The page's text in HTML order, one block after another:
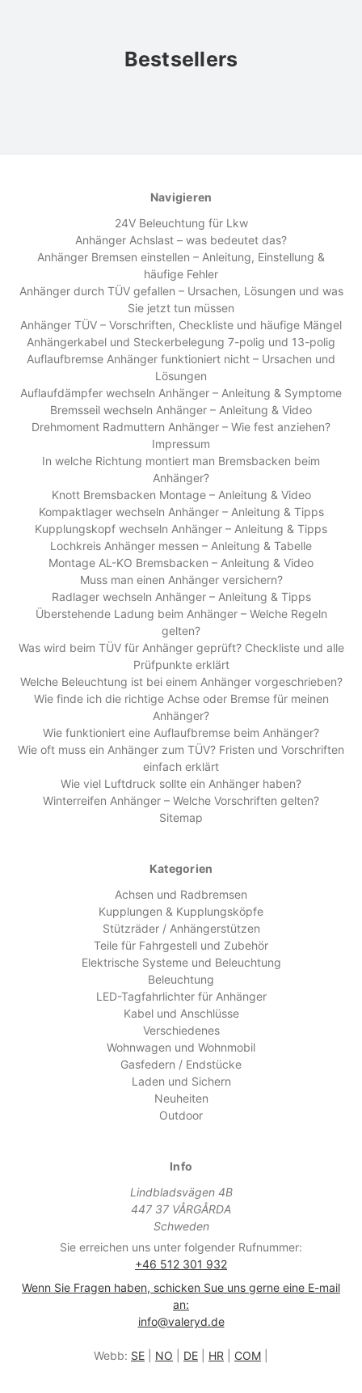
Bestsellers
Navigieren
24V Beleuchtung für Lkw
Anhänger Achslast – was bedeutet das?
Anhänger Bremsen einstellen – Anleitung, Einstellung &
häufige Fehler
Anhänger durch TÜV gefallen – Ursachen, Lösungen und was
Sie jetzt tun müssen
Anhänger TÜV – Vorschriften, Checkliste und häufige Mängel
Anhängerkabel und Steckerbelegung 7-polig und 13-polig
Auflaufbremse Anhänger funktioniert nicht – Ursachen und
Lösungen
Auflaufdämpfer wechseln Anhänger – Anleitung & Symptome
Bremsseil wechseln Anhänger – Anleitung & Video
Drehmoment Radmuttern Anhänger – Wie fest anziehen?
Impressum
In welche Richtung montiert man Bremsbacken beim
Anhänger?
Knott Bremsbacken Montage – Anleitung & Video
Kompaktlager wechseln Anhänger – Anleitung & Tipps
Kupplungskopf wechseln Anhänger – Anleitung & Tipps
Lochkreis Anhänger messen – Anleitung & Tabelle
Montage AL-KO Bremsbacken – Anleitung & Video
Muss man einen Anhänger versichern?
Radlager wechseln Anhänger – Anleitung & Tipps
Überstehende Ladung beim Anhänger – Welche Regeln
gelten?
Was wird beim TÜV für Anhänger geprüft? Checkliste und alle
Prüfpunkte erklärt
Welche Beleuchtung ist bei einem Anhänger vorgeschrieben?
Wie finde ich die richtige Achse oder Bremse für meinen
Anhänger?
Wie funktioniert eine Auflaufbremse beim Anhänger?
Wie oft muss ein Anhänger zum TÜV? Fristen und Vorschriften
einfach erklärt
Wie viel Luftdruck sollte ein Anhänger haben?
Winterreifen Anhänger – Welche Vorschriften gelten?
Sitemap
Kategorien
Achsen und Radbremsen
Kupplungen & Kupplungsköpfe
Stützräder / Anhängerstützen
Teile für Fahrgestell und Zubehör
Elektrische Systeme und Beleuchtung
Beleuchtung
LED-Tagfahrlichter für Anhänger
Kabel und Anschlüsse
Verschiedenes
Wohnwagen und Wohnmobil
Gasfedern / Endstücke
Laden und Sichern
Neuheiten
Outdoor
Info
Lindbladsvägen 4B
447 37 VÅRGÅRDA
Schweden
Sie erreichen uns unter folgender Rufnummer:
+46 512 301 932
Wenn Sie Fragen haben, schicken Sue uns gerne eine E-mail
an:
info@valeryd.de
Webb: SE NO DE HR COM